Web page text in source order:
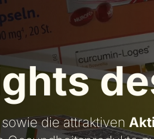
sowie die attraktiven